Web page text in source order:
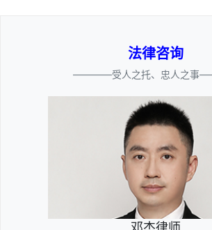
法律咨询
————受人之托、忠人之